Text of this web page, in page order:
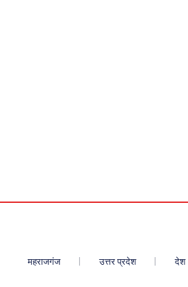
महराजगंज उत्तर प्रदेश देश